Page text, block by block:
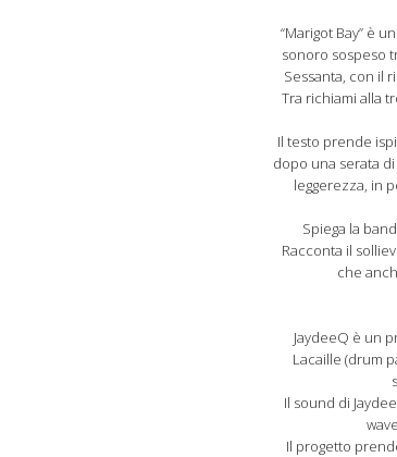
“Marigot Bay” è
sonoro sospeso
Sessanta, con il
Tra richiami alla
Il testo prende
dopo una serata
leggerezza, in
Spiega la
Racconta il
che
JaydeeQ è un
Lacaille (drum
Il sound di
Il progetto